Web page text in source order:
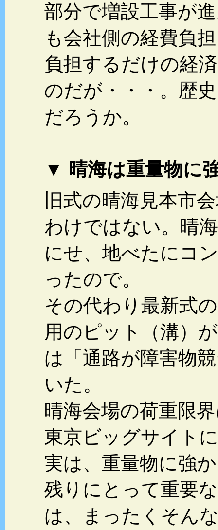
部分で増設工事が
も会社側の経費負
負担するだけの経
のだが・・・。歴
だろうか。
▼ 晴海は重量物に
旧式の晴海見本市
わけではない。晴
にせ、地べたにコ
ったので。
その代わり最新式
用のピット（溝）
は「通路が障害物
いた。
晴海会場の荷重限
東京ビッグサイト
実は、重量物に強
残りにとって重要
は、まったくそん